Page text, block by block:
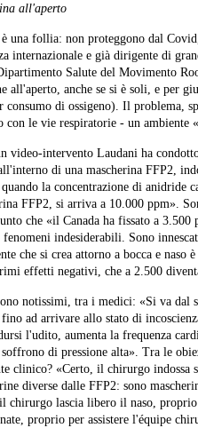
all'aperto
una follia: non proteggono dal
internazionale e già dirigente di
Salute del Movimento
all'aperto, anche se si è soli, e per
di ossigeno). Il problema,
con le vie respiratorie - un ambiente
video-intervento Laudani ha
di una mascherina FFP2,
la concentrazione di anidride
FFP2, si arriva a 10.000 ppm».
che «il Canada ha fissato a
indesiderabili. Sono
che si crea attorno a bocca e naso
effetti negativi, che a 2.500
notissimi, tra i medici: «Si va dal
fino ad arrivare allo stato di
l'udito, aumenta la frequenza
di pressione alta». Tra le
clinico? «Certo, il chirurgo indossa
diverse dalle FFP2: sono
chirurgo lascia libero il naso,
proprio per assistere l'équipe